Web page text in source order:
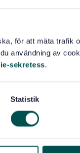
för att mäta trafik
användning av
sekretess.
Statistik
for the
in the